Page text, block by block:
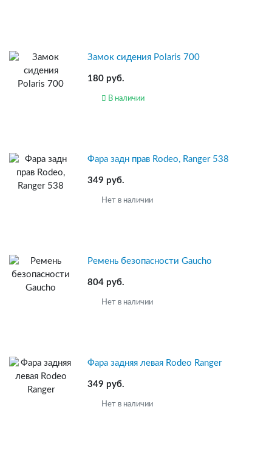
Замок сидения Polaris 700
180 руб.
В наличии
Фара задн прав Rodeo, Ranger 538
349 руб.
Нет в наличии
Ремень безопасности Gaucho
804 руб.
Нет в наличии
Фара задняя левая Rodeo Ranger
349 руб.
Нет в наличии